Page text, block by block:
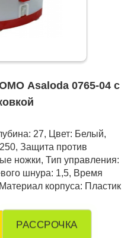
Asaloda 0765-04 с
27, Цвет: Белый,
Защита против
ножки, Тип управления:
шнура: 1,5, Время
корпуса: Пластик
РАССРОЧКА